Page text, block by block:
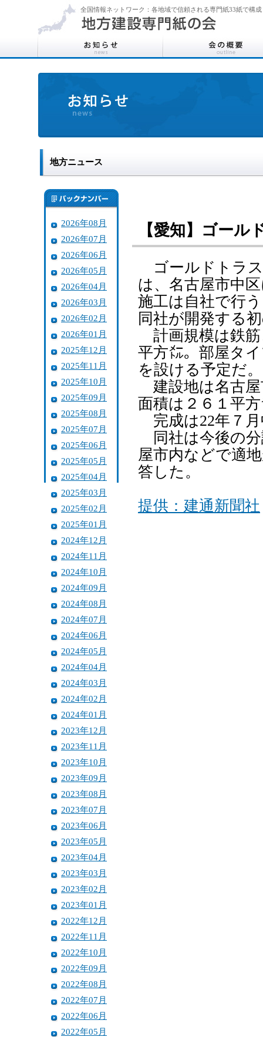
全国情報ネットワーク：各地域で信頼される専門紙33紙で構成
地方ニュース
2026年08月
2026年07月
2026年06月
2026年05月
2026年04月
2026年03月
2026年02月
2026年01月
2025年12月
2025年11月
2025年10月
2025年09月
2025年08月
2025年07月
2025年06月
2025年05月
2025年04月
2025年03月
2025年02月
2025年01月
2024年12月
2024年11月
2024年10月
2024年09月
2024年08月
2024年07月
2024年06月
2024年05月
2024年04月
2024年03月
2024年02月
2024年01月
2023年12月
2023年11月
2023年10月
2023年09月
2023年08月
2023年07月
2023年06月
2023年05月
2023年04月
2023年03月
2023年02月
2023年01月
2022年12月
2022年11月
2022年10月
2022年09月
2022年08月
2022年07月
2022年06月
2022年05月
【愛知】ゴー
ゴールドトラス
は、名古屋市中
施工は自社で行
同社が開発する
計画規模は鉄筋
平方㍍。部屋タ
を設ける予定だ。
建設地は名古屋
面積は２６１平
完成は22年７
同社は今後の分
屋市内などで適
答した。
提供：建通新聞社